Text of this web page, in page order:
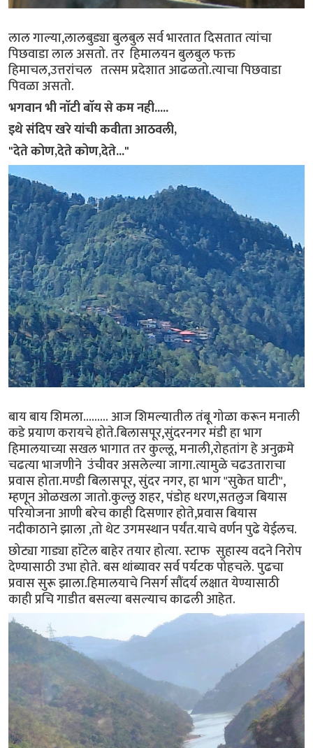
लाल गाल्या,लालबुड्या बुलबुल सर्व भारतात दिसतात त्यांचा
पिछवाडा लाल असतो. तर हिमालयन बुलबुल फक्त
हिमाचल,उत्तरांचल तत्सम प्रदेशात आढळतो.त्याचा पिछवाडा
पिवळा असतो.
भगवान भी नाॅटी बाॅय से कम नही.....
इथे संदिप खरे यांची कवीता आठवली,
"देते कोण,देते कोण,देते..."
बाय बाय शिमला......... आज शिमल्यातील तंबू गोळा करून मनाली
कडे प्रयाण करायचे होते.बिलासपूर,सुंदरनगर मंडी हा भाग
हिमालयाच्या सखल भागात तर कुल्लू, मनाली,रोहतांग हे अनुक्रमे
चढत्या भाजणीने उंचीवर असलेल्या जागा.त्यामुळे चढउताराचा
प्रवास होता.मण्डी बिलासपूर, सुंदर नगर, हा भाग "सुकेत घाटी",
म्हणून ओळखला जातो.कुल्लु शहर, पंडोह धरण,सतलुज बियास
परियोजना आणी बरेच काही दिसणार होते,प्रवास बियास
नदीकाठाने झाला ,तो थेट उगमस्थान पर्यंत.याचे वर्णन पुढे येईलच.
छोट्या गाड्या हाॅटेल बाहेर तयार होत्या. स्टाफ सुहास्य वदने निरोप
देण्यासाठी उभा होते. बस थांब्यावर सर्व पर्यटक पोहचले. पुढचा
प्रवास सुरू झाला.हिमालयाचे निसर्ग सौंदर्य लक्षात येण्यासाठी
काही प्रचि गाडीत बसल्या बसल्याच काढली आहेत.